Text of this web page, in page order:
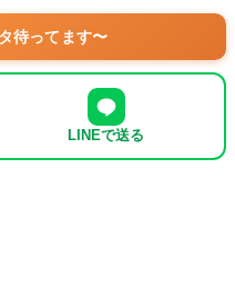
待ってます〜
LINEで送る